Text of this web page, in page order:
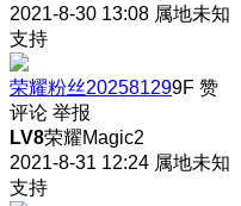
2021-8-30 13:08 属地未知
支持
荣耀粉丝202581299F 赞
评论 举报
LV8荣耀Magic2
2021-8-31 12:24 属地未知
支持